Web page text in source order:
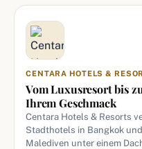
CENTARA HOTELS &
Vom Luxusresort bis
Ihrem Geschmack
Centara Hotels & Resorts
Stadthotels in Bangkok
Malediven unter einem